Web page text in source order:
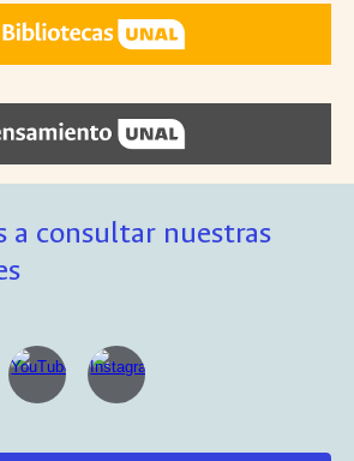
a consultar nuestras